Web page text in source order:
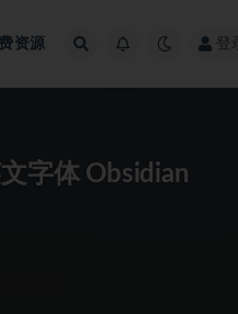
资源 登
字体 Obsidian